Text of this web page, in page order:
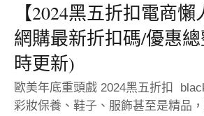
【2024黑五折扣電商
網購最新折扣碼/優惠
時更新)
歐美年底重頭戲 2024黑五折扣
彩妝保養、鞋子、服飾甚至是精品